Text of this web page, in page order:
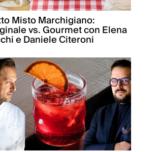
Misto Marchigiano:
vs. Gourmet con Elena
e Daniele Citeroni